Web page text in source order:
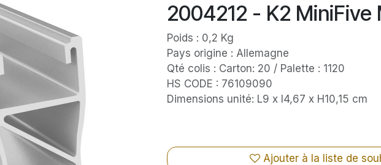
2004212 - K2 MiniFive
Poids : 0,2 Kg
Pays origine : Allemagne
Qté colis : Carton: 20 / Palette : 1120
HS CODE : 76109090
Dimensions unité: L9 x l4,67 x H10,15 cm
Ajouter à la liste de